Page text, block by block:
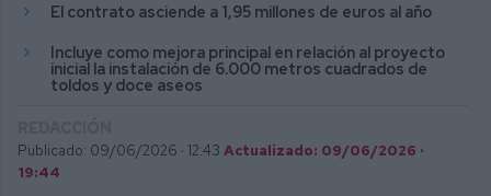
El contrato asciende a 1,95 millones de euros al año
Incluye como mejora principal en relación al proyecto
inicial la instalación de 6.000 metros cuadrados de
toldos y doce aseos
Publicado: 09/06/2026 · 12:43 Actualizado: 09/06/2026 ·
19:44